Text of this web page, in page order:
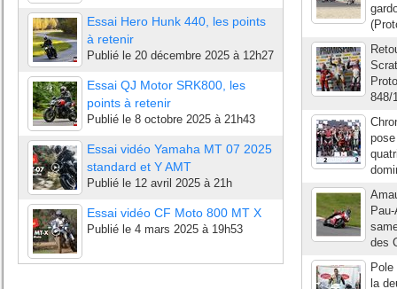
Essai Hero Hunk 440, les points
à retenir
Publié le 20 décembre 2025 à 12h27
Essai QJ Motor SRK800, les
points à retenir
Publié le 8 octobre 2025 à 21h43
Essai vidéo Yamaha MT 07 2025
standard et Y AMT
Publié le 12 avril 2025 à 21h
Essai vidéo CF Moto 800 MT X
Publié le 4 mars 2025 à 19h53
848/
des
la